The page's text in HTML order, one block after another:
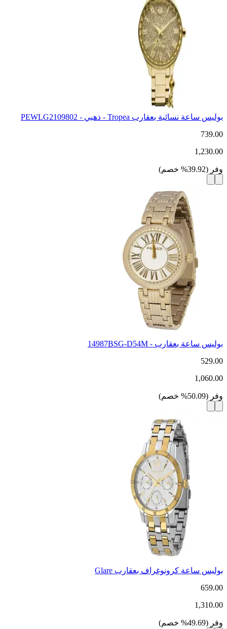
بوليس ساعة نسائية بعقارب Tropea - ذهبي - PEWLG2109802
739.00
1,230.00
وفر (
39.92
% خصم)
بوليس ساعة بعقارب - 14987BSG-D54M
529.00
1,060.00
وفر (
50.09
% خصم)
بوليس ساعة كرونوغراف بعقارب Glare
659.00
1,310.00
وفر (
49.69
% خصم)